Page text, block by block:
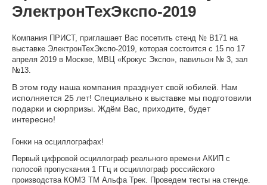
ЭлектронТехЭкспо-2019
Компания ПРИСТ, приглашает Вас посетить стенд № В171 на
выставке ЭлектронТехЭкспо-2019, которая состоится с 15 по 17
апреля 2019 в Москве, МВЦ «Крокус Экспо», павильон № 3, зал
№13.
В этом году наша компания празднует свой юбилей. Нам
исполняется 25 лет! Специально к выставке мы подготовили
подарки и сюрпризы. Ждём Вас, приходите, будет
интересно!
Гонки на осциллографах!
Первый цифровой осциллограф реального времени АКИП с
полосой пропускания 1 ГГц и осциллограф российского
производства КОМЗ ТМ Альфа Трек. Проведем тесты на стенде.